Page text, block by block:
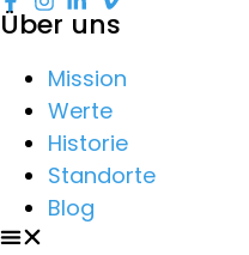
Über uns
Mission
Werte
Historie
Standorte
Blog